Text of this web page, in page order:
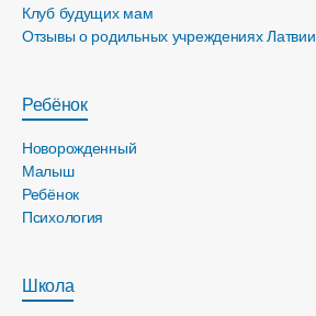
Клуб будущих мам
Отзывы о родильных учреждениях Латвии
Ребёнок
Новорожденный
Малыш
Ребёнок
Психология
Школа